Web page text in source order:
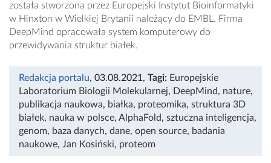
została stworzona przez Europejski Instytut Bioinformatyki
w Hinxton w Wielkiej Brytanii należący do EMBL. Firma
DeepMind opracowała system komputerowy do
przewidywania struktur białek.
Redakcja portalu, 03.08.2021, Tagi: Europejskie
Laboratorium Biologii Molekularnej, DeepMind, nature,
publikacja naukowa, białka, proteomika, struktura 3D
białek, nauka w polsce, AlphaFold, sztuczna inteligencja,
genom, baza danych, dane, open source, badania
naukowe, Jan Kosiński, proteom